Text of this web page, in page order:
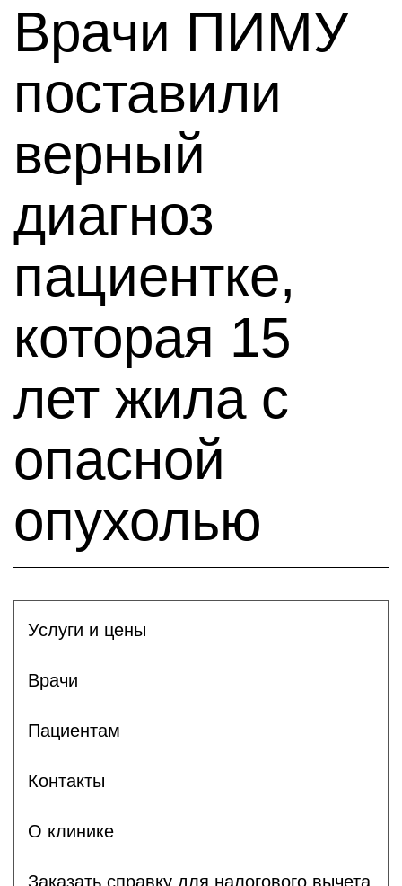
Врачи ПИМУ
поставили
верный
диагноз
пациентке,
которая 15
лет жила с
опасной
опухолью
Услуги и цены
Врачи
Пациентам
Контакты
О клинике
Заказать справку для налогового вычета